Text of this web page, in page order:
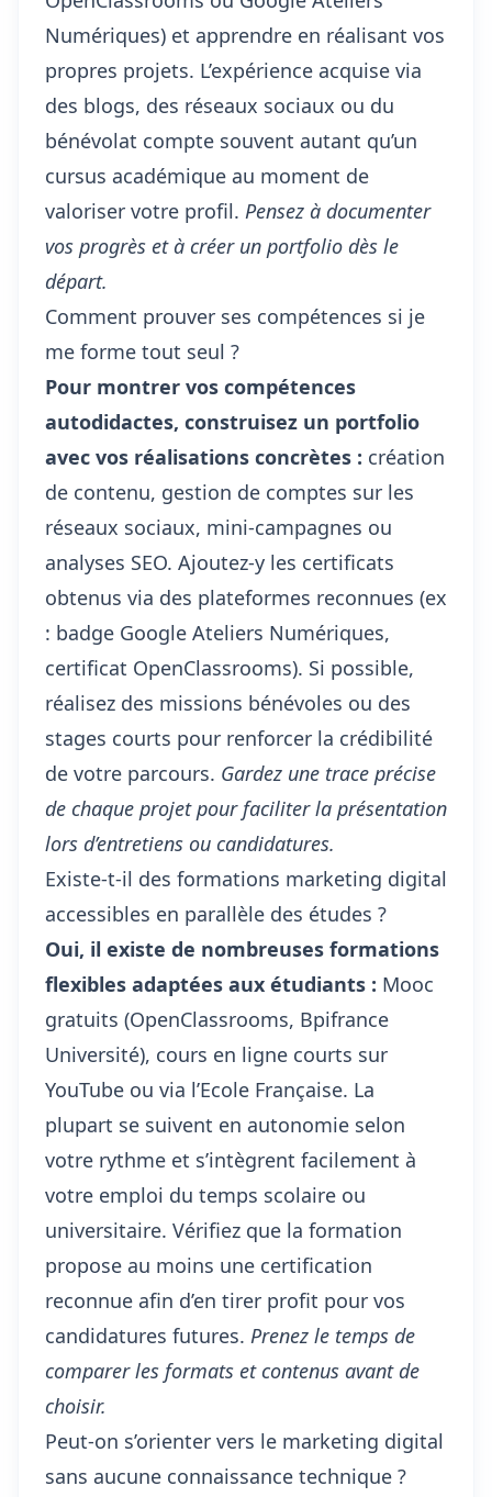
Numériques) et apprendre en réalisant vos
propres projets. L’expérience acquise via
des blogs, des réseaux sociaux ou du
bénévolat compte souvent autant qu’un
cursus académique au moment de
valoriser votre profil. Pensez à documenter
vos progrès et à créer un portfolio dès le
départ.
Comment prouver ses compétences si je
me forme tout seul ?
Pour montrer vos compétences
autodidactes, construisez un portfolio
avec vos réalisations concrètes : création
de contenu, gestion de comptes sur les
réseaux sociaux, mini-campagnes ou
analyses SEO. Ajoutez-y les certificats
obtenus via des plateformes reconnues (ex
: badge Google Ateliers Numériques,
certificat OpenClassrooms). Si possible,
réalisez des missions bénévoles ou des
stages courts pour renforcer la crédibilité
de votre parcours. Gardez une trace précise
de chaque projet pour faciliter la présentation
lors d’entretiens ou candidatures.
Existe-t-il des formations marketing digital
accessibles en parallèle des études ?
Oui, il existe de nombreuses formations
flexibles adaptées aux étudiants : Mooc
gratuits (OpenClassrooms, Bpifrance
Université), cours en ligne courts sur
YouTube ou via l’Ecole Française. La
plupart se suivent en autonomie selon
votre rythme et s’intègrent facilement à
votre emploi du temps scolaire ou
universitaire. Vérifiez que la formation
propose au moins une certification
reconnue afin d’en tirer profit pour vos
candidatures futures. Prenez le temps de
comparer les formats et contenus avant de
choisir.
Peut-on s’orienter vers le marketing digital
sans aucune connaissance technique ?